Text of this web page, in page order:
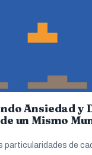
Ansiedad y
un Mismo
particularidades de